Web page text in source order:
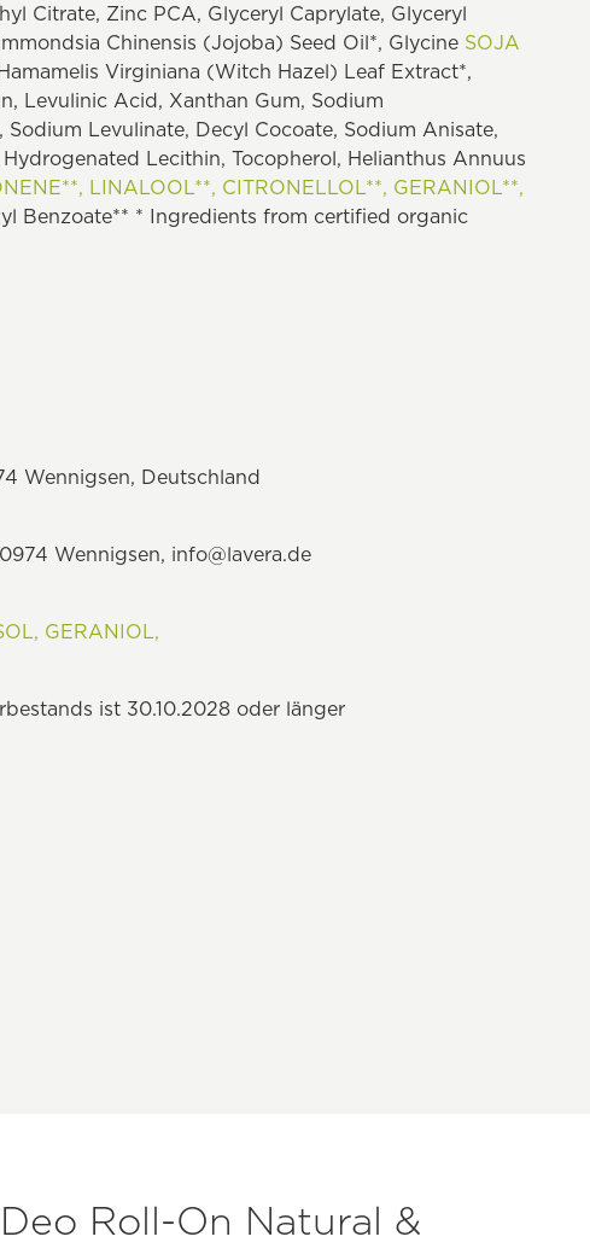
Citrate, Zinc PCA, Glyceryl Caprylate, Glyceryl
Chinensis (Jojoba) Seed Oil*, Glycine SOJA
Virginiana (Witch Hazel) Leaf Extract*,
Levulinic Acid, Xanthan Gum, Sodium
Levulinate, Decyl Cocoate, Sodium Anisate,
Lecithin, Tocopherol, Helianthus Annuus
LINALOOL**, CITRONELLOL**, GERANIOL**,
Benzoate** * Ingredients from certified organic
Wennigsen, Deutschland
Wennigsen, info@lavera.de
GERANIOL,
ist 30.10.2028 oder länger
Roll-On Natural &